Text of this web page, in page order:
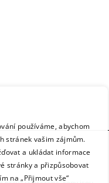
používáme, abychom
stránek vašim zájmům.
a ukládat informace
stránky a přizpůsobovat
na „Přijmout vše“